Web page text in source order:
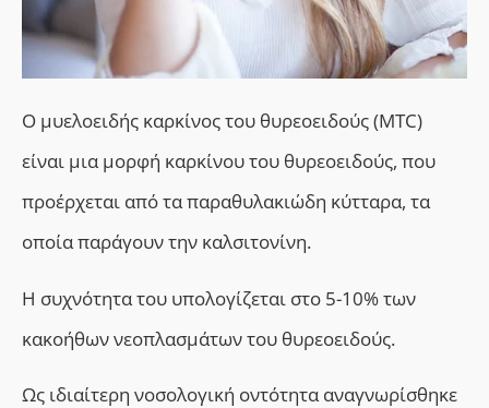
O μυελοειδής καρκίνος του θυρεοειδούς (MTC)
είναι μια μορφή καρκίνου του θυρεοειδούς, που
προέρχεται από τα παραθυλακιώδη κύτταρα, τα
οποία παράγουν την καλσιτονίνη.
Η συχνότητα του υπολογίζεται στο 5-10% των
κακοήθων νεοπλασμάτων του θυρεοειδούς.
Ως ιδιαίτερη νοσολογική οντότητα αναγνωρίσθηκε